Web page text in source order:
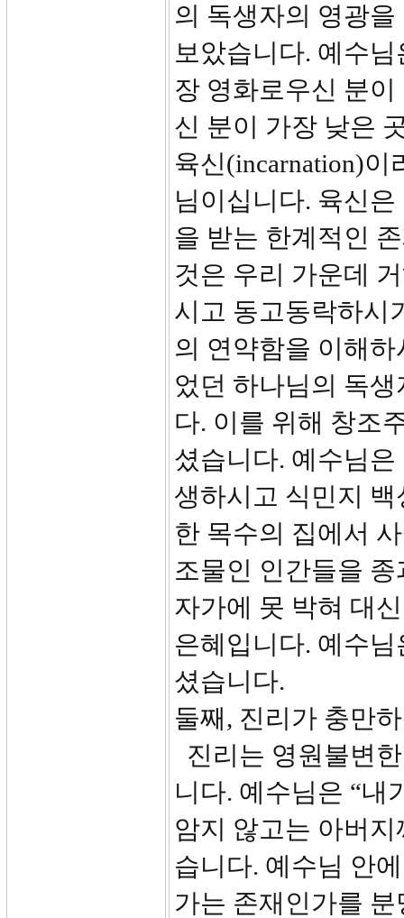
의 독생자의 영광
보았습니다. 예수
장 영화로우신 분
신 분이 가장 낮은
육신(incarnation)
님이십니다. 육신
을 받는 한계적인
것은 우리 가운데
시고 동고동락하시
의 연약함을 이해
었던 하나님의 독
다. 이를 위해 창조
셨습니다. 예수님
생하시고 식민지
한 목수의 집에서
조물인 인간들을
자가에 못 박혀 대
은혜입니다. 예수
셨습니다.
둘째, 진리가 충만
진리는 영원불변
니다. 예수님은 “내
암지 않고는 아버
습니다. 예수님 안
가는 존재인가를